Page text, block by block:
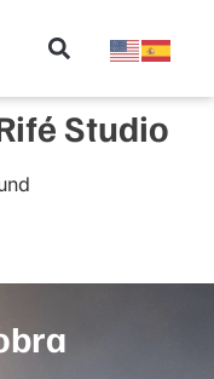
Studio